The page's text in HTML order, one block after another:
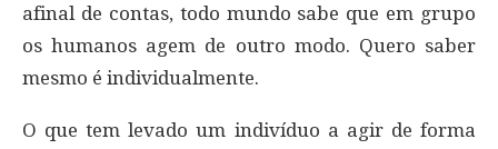
afinal de contas, todo mundo sabe que em grupo
os humanos agem de outro modo. Quero saber
mesmo é individualmente.
O que tem levado um indivíduo a agir de forma